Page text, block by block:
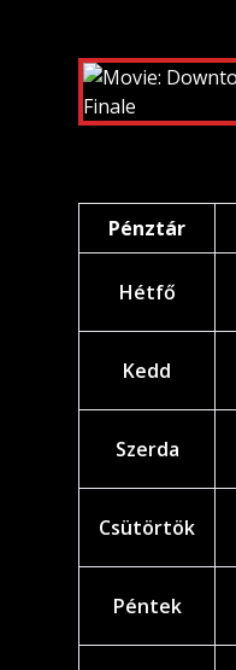
Pénztár
Hétfő
Kedd
Szerda
Csütörtök
Péntek